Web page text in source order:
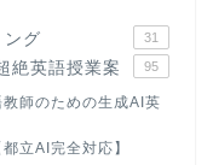
ング 31
絶英語授業案 95
教師のための生成AI英
立AI完全対応】